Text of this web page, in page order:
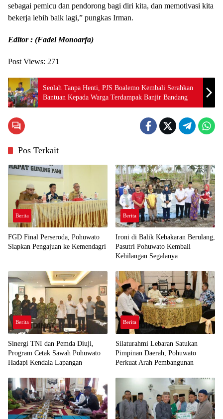
sebagai pemicu dan pendorong bagi diri kita, dan memotivasi kita
bekerja lebih baik lagi,” pungkas Irman.
Editor : (Fadel Monoarfa)
Post Views: 271
Seolah Tanpa Henti, PJS Boalemo Kembali Serahkan
Bantuan Kepada Warga Terdampak Banjir Bandang
Pos Terkait
Berita
FGD Final Perseroda, Pohuwato
Siapkan Pengajuan ke Kemendagri
Berita
Ironi di Balik Kebakaran Berulang,
Pasutri Pohuwato Kembali
Kehilangan Segalanya
Berita
Sinergi TNI dan Pemda Diuji,
Program Cetak Sawah Pohuwato
Hadapi Kendala Lapangan
Berita
Silaturahmi Lebaran Satukan
Pimpinan Daerah, Pohuwato
Perkuat Arah Pembangunan